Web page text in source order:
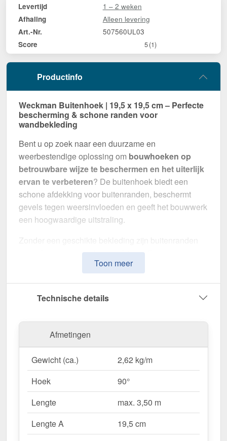
Levertijd 1 – 2 weken
Afhaling Alleen levering
Art.-Nr. 507560UL03
Score 5(1)
Productinfo
Weckman Buitenhoek | 19,5 x 19,5 cm – Perfecte
bescherming & schone randen voor
wandbekleding
Bent u op zoek naar een duurzame en
weerbestendige oplossing om bouwhoeken op
betrouwbare wijze te beschermen en het uiterlijk
ervan te verbeteren? De buitenhoek biedt een
schone afdekking voor buitenranden, beschermt
gevels tegen weersinvloeden en geeft het bouwwerk
een hoogwaardige uitstraling.
gevoelig voor verwering en slijtage. Deze
buitenhoek is speciaal ontwikkeld om hoeken
met zijn eenvoudige montage, hoge weerstand en
Gemaakt vanStaalmet een
mm, biedt dit zetwerk een hoge stabiliteit. Delengte
van max. 3,50 m
kunt u deze gemakkelijk aan uw
coatingin Chroomoxydegroen (RAL 6020)
het materiaal permanent beschermd tegen corrosie.
Waarom Buitenhoek | 19,5 x 19,5 cm?
Toon meer
Technische details
Afmetingen
Gewicht (ca.)
2,62 kg/m
Hoek
90°
Lengte
max. 3,50 m
Lengte A
19,5 cm